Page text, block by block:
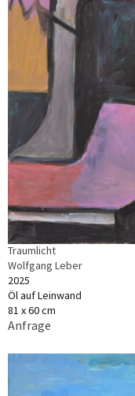
Traumlicht
Wolfgang Leber
2025
Öl auf Leinwand
81 x 60 cm
Anfrage